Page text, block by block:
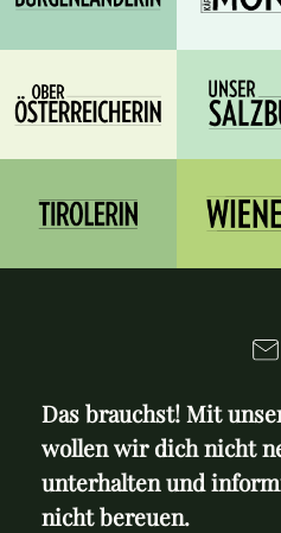
Das brauchst! Mit
wollen wir dich nicht
unterhalten und
nicht bereuen.